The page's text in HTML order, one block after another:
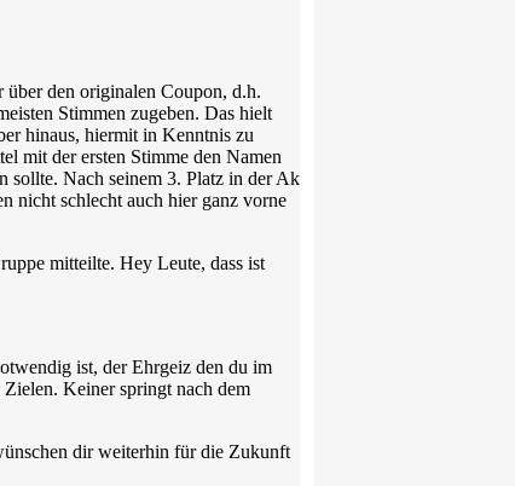
den originalen Coupon, d.h.
Stimmen zugeben. Das hielt
hinaus, hiermit in Kenntnis zu
mit der ersten Stimme den Namen
sollte. Nach seinem 3. Platz in der Ak
nicht schlecht auch hier ganz vorne
mitteilte. Hey Leute, dass ist
ist, der Ehrgeiz den du im
Keiner springt nach dem
dir weiterhin für die Zukunft